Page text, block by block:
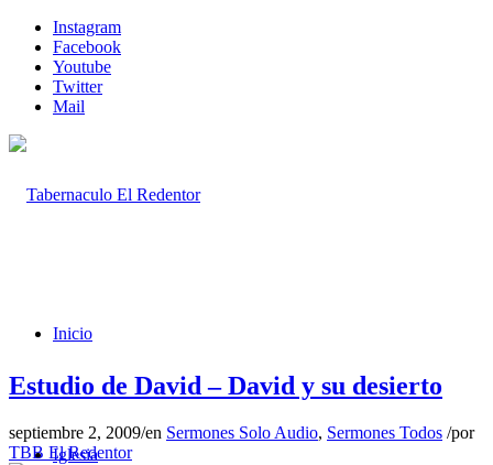
Instagram
Facebook
Youtube
Twitter
Mail
Inicio
Iglesia
Estudio de David – David y su desierto
septiembre 2, 2009/en Sermones Solo Audio, Sermones Todos /por
TBB El Redentor